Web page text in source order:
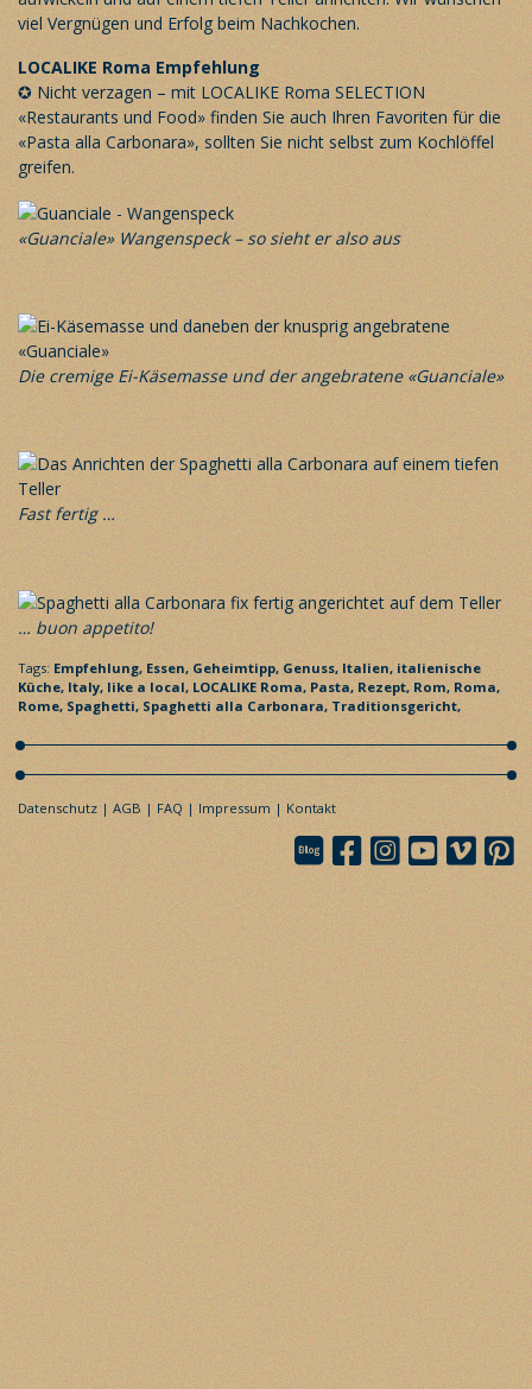
viel Vergnügen und Erfolg beim Nachkochen.
LOCALIKE Roma Empfehlung
✪ Nicht verzagen – mit LOCALIKE Roma SELECTION
«Restaurants und Food» finden Sie auch Ihren Favoriten für die
«Pasta alla Carbonara», sollten Sie nicht selbst zum Kochlöffel
greifen.
«Guanciale» Wangenspeck – so sieht er also aus
Die cremige Ei-Käsemasse und der angebratene «Guanciale»
Fast fertig …
… buon appetito!
Tags: Empfehlung, Essen, Geheimtipp, Genuss, Italien, italienische
Küche,Italy, like a local, LOCALIKE Roma, Pasta, Rezept, Rom, Roma,
Rome, Spaghetti, Spaghetti alla Carbonara, Traditionsgericht,
Datenschutz AGB FAQ Impressum Kontakt